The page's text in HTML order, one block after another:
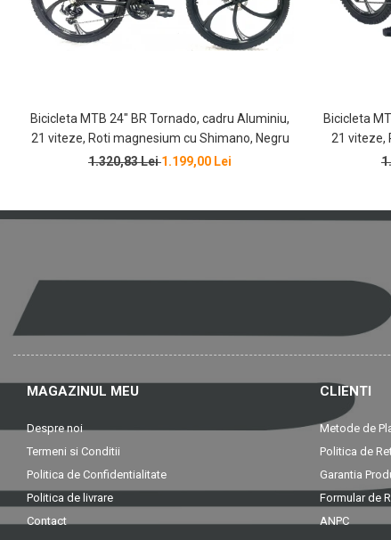
Bicicleta MTB 24″ BR Tornado, cadru Aluminiu,
21 viteze, Roti magnesium cu Shimano, Negru
1.320,83 Lei1.199,00 Lei
Bicicleta
21 viteze,
MAGAZINUL MEU
Despre noi
Termeni si Conditii
Politica de Confidentialitate
Politica de livrare
Contact
CLIENTI
Metode de
Politica de
Garantia
Formular de
ANPC